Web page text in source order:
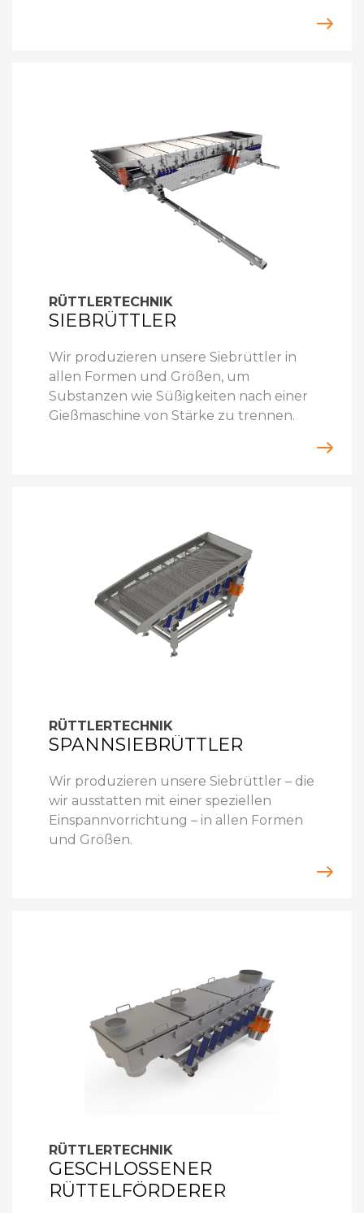
RÜTTLERTECHNIK
SIEBRÜTTLER
Wir produzieren unsere Siebrüttler in
allen Formen und Größen, um
Substanzen wie Süßigkeiten nach einer
Gießmaschine von Stärke zu trennen.
RÜTTLERTECHNIK
SPANNSIEBRÜTTLER
Wir produzieren unsere Siebrüttler – die
wir ausstatten mit einer speziellen
Einspannvorrichtung – in allen Formen
und Größen.
RÜTTLERTECHNIK
GESCHLOSSENER
RÜTTELFÖRDERER